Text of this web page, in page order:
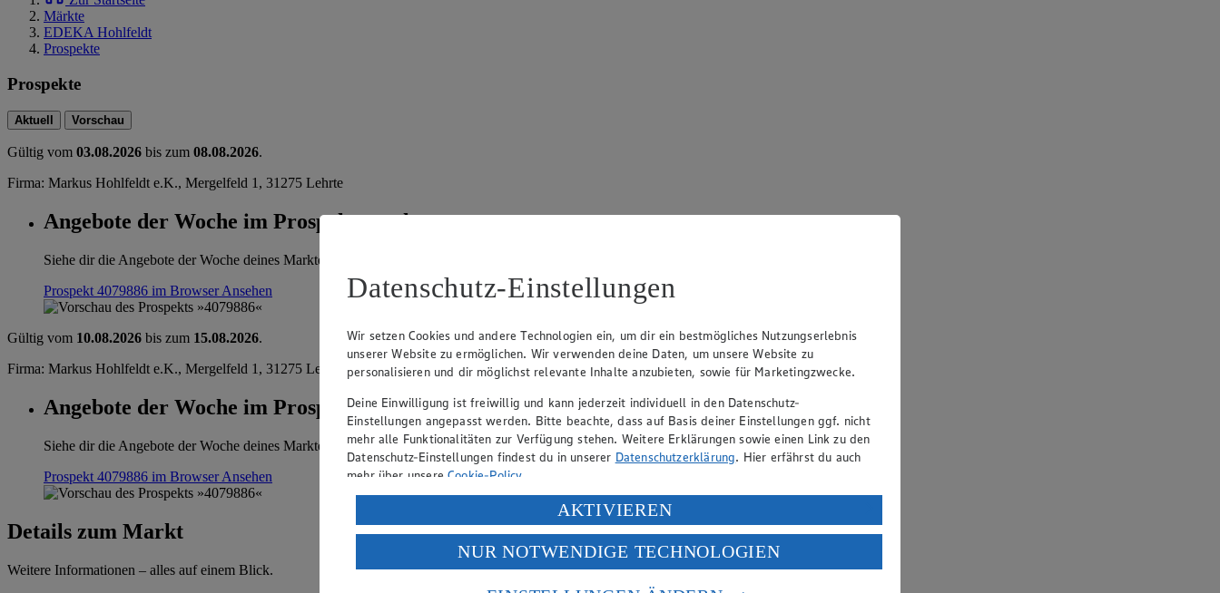
Märkte
EDEKA Hohlfeldt
Prospekte
Prospekte
Aktuell Vorschau
Gültig vom 03.08.2026 bis zum 08.08.2026.
Firma: Markus Hohlfeldt e.K., Mergelfeld 1, 31275 Lehrte
Angebote der Woche im Prospekt ansehen
Siehe dir die Angebote der Woche deines Marktes im digitalen Blätterkatalog an.
Prospekt 4079886 im BrowserAnsehen
Gültig vom 10.08.2026 bis zum 15.08.2026.
Firma: Markus Hohlfeldt e.K., Mergelfeld 1, 31275 Lehrte
Angebote der Woche im Prospekt ansehen
Siehe dir die Angebote der Woche deines Marktes im digitalen Blätterkatalog an.
Prospekt 4079886 im BrowserAnsehen
Details zum Markt
Weitere Informationen – alles auf einem Blick.
Datenschutz-Einstellungen
Wir setzen Cookies und andere Technologien ein, um dir ein bestmögliches Nutzungserlebnis
unserer Website zu ermöglichen. Wir verwenden deine Daten, um unsere Website zu
personalisieren und dir möglichst relevante Inhalte anzubieten, sowie für Marketingzwecke.
Deine Einwilligung ist freiwillig und kann jederzeit individuell in den Datenschutz-
Einstellungen angepasst werden. Bitte beachte, dass auf Basis deiner Einstellungen ggf. nicht
mehr alle Funktionalitäten zur Verfügung stehen. Weitere Erklärungen sowie einen Link zu den
Datenschutz-Einstellungen findest du in unserer Datenschutzerklärung. Hier erfährst du auch
mehr über unsereCookie-Policy.
Verarbeitung deiner personenbezogenen Daten in den USA durch Facebook und YouTube:
Wenn du auf „Aktivieren“ klickst, willigst du im Sinne des Art. 49 Abs. 1 Satz 1 lit. a) DSGVO
ein, dass deine Daten in den USA verarbeitet werden. Der EuGH sieht die USA als Land mit
einem nach europäischen Standards nicht angemessenen Datenschutzniveau an. Es besteht das
AKTIVIEREN
NUR NOTWENDIGE TECHNOLOGIEN